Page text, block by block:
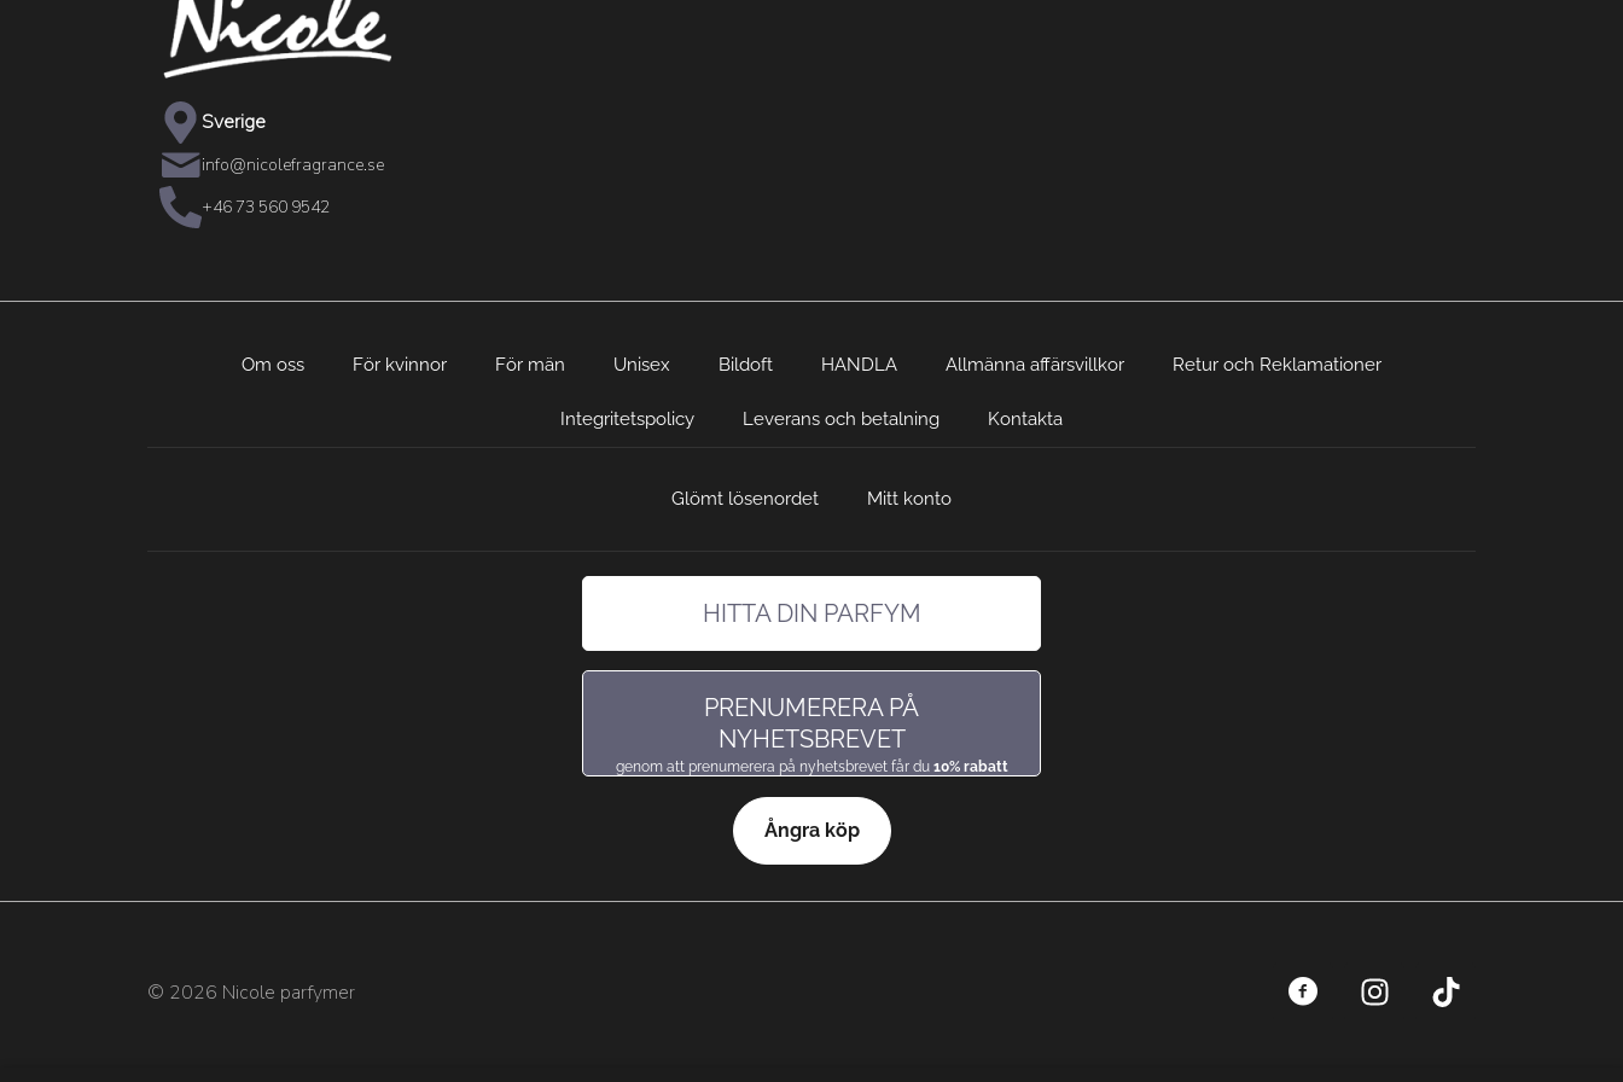
Sverige
info@nicolefragrance.se
+46 73 560 9542
Om oss För kvinnor För män Unisex Bildoft HANDLA Allmänna affärsvillkor Retur och Reklamationer
Integritetspolicy Leverans och betalning Kontakta
Glömt lösenordet Mitt konto
HITTA DIN PARFYM
PRENUMERERA PÅ
NYHETSBREVET
genom att prenumerera på nyhetsbrevet får du 10% rabatt
Ångra köp
© 2026 Nicole parfymer